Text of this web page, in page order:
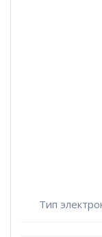
Тип